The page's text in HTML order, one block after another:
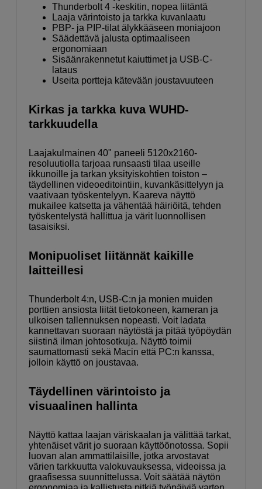
Thunderbolt 4 -keskitin, nopea liitäntä
Laaja värintoisto ja tarkka kuvanlaatu
PBP- ja PIP-tilat älykkääseen moniajoon
Säädettävä jalusta optimaaliseen
ergonomiaan
Sisäänrakennetut kaiuttimet ja USB-C-
lataus
Useita portteja kätevään joustavuuteen
Kirkas ja tarkka kuva WUHD-
tarkkuudella
Laajakulmainen 40" paneeli 5120x2160-
resoluutiolla tarjoaa runsaasti tilaa useille
ikkunoille ja tarkan yksityiskohtien toiston –
täydellinen videoeditointiin, kuvankäsittelyyn ja
vaativaan työskentelyyn. Kaareva näyttö
mukailee katsetta ja vähentää häiriöitä, tehden
työskentelystä hallittua ja värit luonnollisen
tasaisiksi.
Monipuoliset liitännät kaikille
laitteillesi
Thunderbolt 4:n, USB-C:n ja monien muiden
porttien ansiosta liität tietokoneen, kameran ja
ulkoisen tallennuksen nopeasti. Voit ladata
kannettavan suoraan näytöstä ja pitää työpöydän
siistinä ilman johtosotkuja. Näyttö toimii
saumattomasti sekä Macin että PC:n kanssa,
jolloin käyttö on joustavaa.
Täydellinen värintoisto ja
visuaalinen hallinta
Näyttö kattaa laajan väriskaalan ja välittää tarkat,
yhtenäiset värit jo suoraan käyttöönotossa. Sopii
luovan alan ammattilaisille, jotka arvostavat
värien tarkkuutta valokuvauksessa, videoissa ja
graafisessa suunnittelussa. Voit säätää näytön